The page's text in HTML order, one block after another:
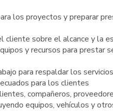
los proyectos y preparar
cliente sobre el alcance y la
y recursos para prestar
para respaldar los
para los clientes
compañeros,
equipos, vehículos y